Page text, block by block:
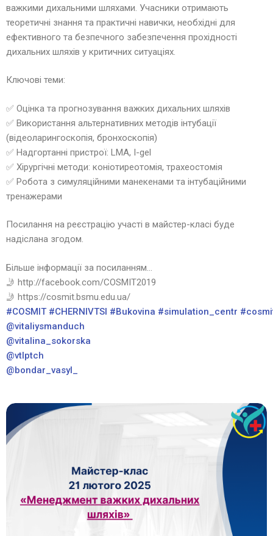
важкими дихальними шляхами. Учасники отримають
теоретичні знання та практичні навички, необхідні для
ефективного та безпечного забезпечення прохідності
дихальних шляхів у критичних ситуаціях.
Ключові теми:
✅ Оцінка та прогнозування важких дихальних шляхів
✅ Використання альтернативних методів інтубації
(відеоларингоскопія, бронхоскопія)
✅ Надгортанні пристрої: LMA, I-gel
✅ Хірургічні методи: коніотиреотомія, трахеостомія
✅ Робота з симуляційними манекенами та інтубаційними
тренажерами
Посилання на реєстрацію участі в майстер-класі буде
надіслана згодом.
Більше інформації за посиланням…
🤳 http://facebook.com/COSMIT2019
🤳 https://cosmit.bsmu.edu.ua/
#COSMIT #CHERNIVTSI #Bukovina #simulation_centr
@vitaliysmanduch
@vitalina_sokorska
@vtlptch
@bondar_vasyl_